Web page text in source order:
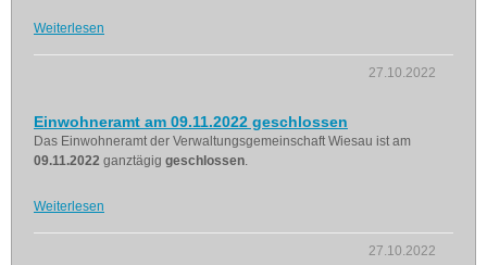
Weiterlesen
27.10.2022
Einwohneramt am 09.11.2022 geschlossen
Das Einwohneramt der Verwaltungsgemeinschaft Wiesau ist am
09.11.2022 ganztägig geschlossen.
Weiterlesen
27.10.2022